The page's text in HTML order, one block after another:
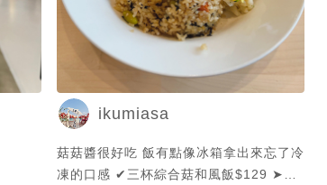
ikumiasa
菇菇醬很好吃 飯有點像冰箱拿出來忘了冷
凍的口感 ✔三杯綜合菇和風飯$129 ➤宜